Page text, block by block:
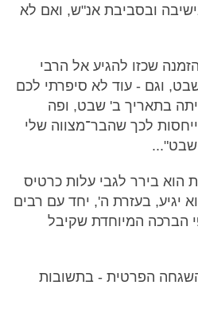
ובסביבת אנ"ש, ואם לא
שכזו להגיע אל הרבי
וגם - עוד לא סיפרתי לכם
בתאריך ב' שבט, ופה
לכך שהבר־מצווה שלי
שבט"...
הוא בירר לגבי עלות כרטיס
יגיע, בעזרת ה', יחד עם רבים
להיות ב־770, כפי הברכה המיוחדת שקיבל
הפרטית - בתשובות